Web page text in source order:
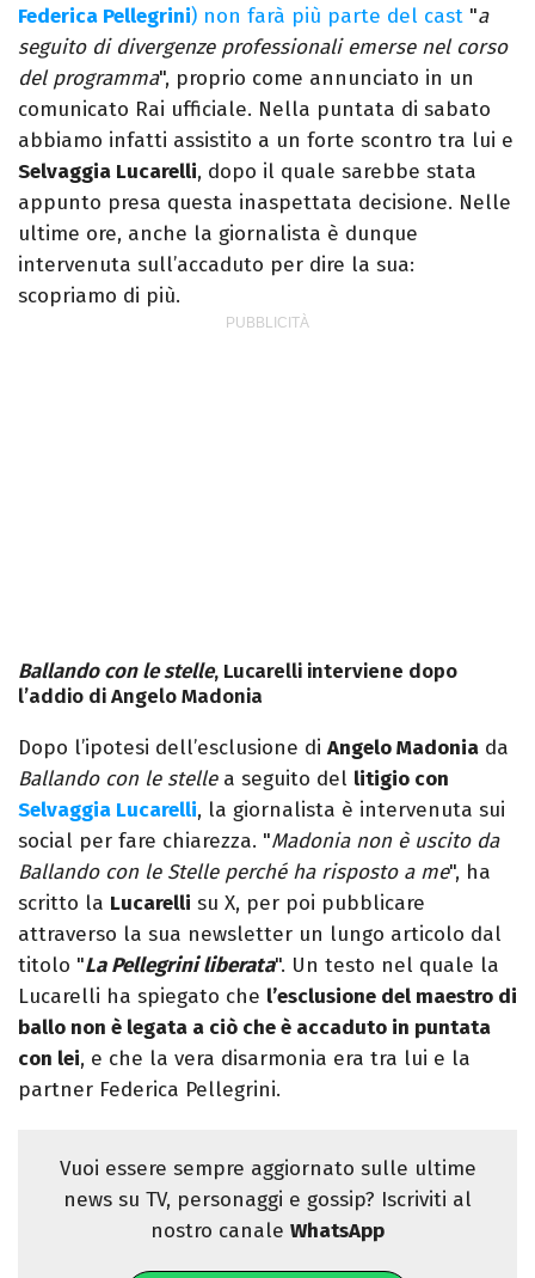
Federica Pellegrini) non farà più parte del cast "a
seguito di divergenze professionali emerse nel corso
del programma", proprio come annunciato in un
comunicato Rai ufficiale. Nella puntata di sabato
abbiamo infatti assistito a un forte scontro tra lui e
Selvaggia Lucarelli, dopo il quale sarebbe stata
appunto presa questa inaspettata decisione. Nelle
ultime ore, anche la giornalista è dunque
intervenuta sull’accaduto per dire la sua:
scopriamo di più.
Ballando con le stelle, Lucarelli interviene dopo
l’addio di Angelo Madonia
Dopo l’ipotesi dell’esclusione di Angelo Madonia da
Ballando con le stellea seguito del litigio con
Selvaggia Lucarelli, la giornalista è intervenuta sui
social per fare chiarezza. "Madonia non è uscito da
Ballando con le Stelle perché ha risposto a me", ha
scritto la Lucarelli su X, per poi pubblicare
attraverso la sua newsletter un lungo articolo dal
titolo "La Pellegrini liberata". Un testo nel quale la
Lucarelli ha spiegato che l’esclusione del maestro di
ballo non è legata a ciò che è accaduto in puntata
con lei, e che la vera disarmonia era tra lui e la
partner Federica Pellegrini.
Vuoi essere sempre aggiornato sulle ultime
news su TV, personaggi e gossip? Iscriviti al
nostro canale WhatsApp